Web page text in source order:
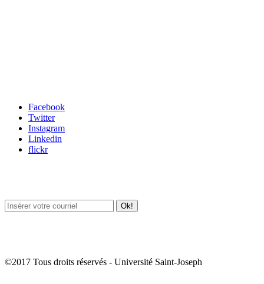
Facebook
Twitter
Instagram
Linkedin
flickr
©2017 Tous droits réservés - Université Saint-Joseph